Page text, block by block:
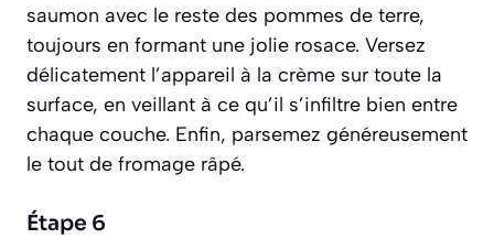
saumon avec le reste des pommes de terre,
toujours en formant une jolie rosace. Versez
délicatement l’appareil à la crème sur toute la
surface, en veillant à ce qu’il s’infiltre bien entre
chaque couche. Enfin, parsemez généreusement
le tout de fromage râpé.
Étape 6